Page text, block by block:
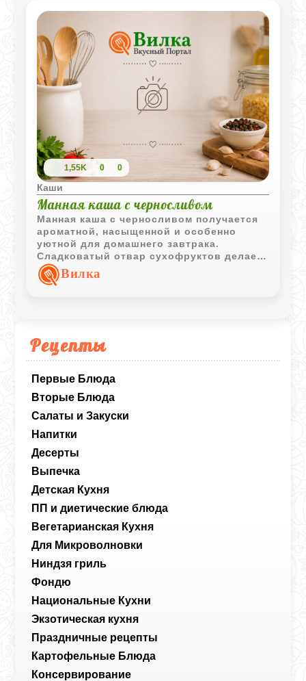
Рецепты
Первые Блюда
Вторые Блюда
Салаты и Закуски
Напитки
Десерты
Выпечка
Детская Кухня
ПП и диетические блюда
Вегетарианская Кухня
Для Микроволновки
Ниндзя гриль
Фондю
Национальные Кухни
Экзотическая кухня
Праздничные рецепты
Картофельные Блюда
Консервирование
1,55K 0 0
Каши
Манная каша с черносливом
Манная каша с черносливом получается
ароматной, насыщенной и особенно
уютной для домашнего завтрака.
Сладковатый отвар сухофруктов делает
вкус более глубоким и мягким.
Вилка